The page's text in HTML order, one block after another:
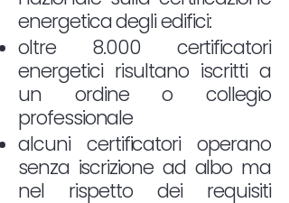
energetica degli edifici:
oltre 8.000 certificatori
energetici risultano iscritti a
un ordine o collegio
professionale
alcuni certificatori operano
senza iscrizione ad albo ma
nel rispetto dei requisiti